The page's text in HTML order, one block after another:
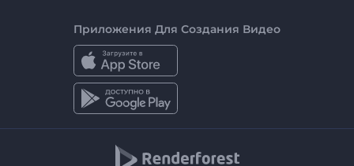
Приложения Для Создания Видео